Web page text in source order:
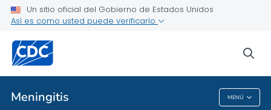
Un sitio oficial del Gobierno de Estados Unidos
Así es como usted puede verificarlo
Meningitis MENÚ
Temas relacionados
Meningitis